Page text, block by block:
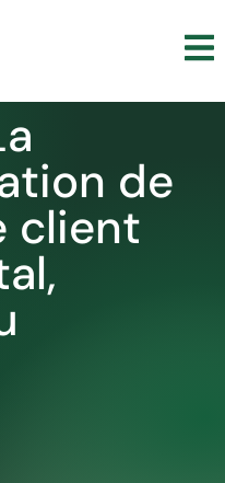
de
client